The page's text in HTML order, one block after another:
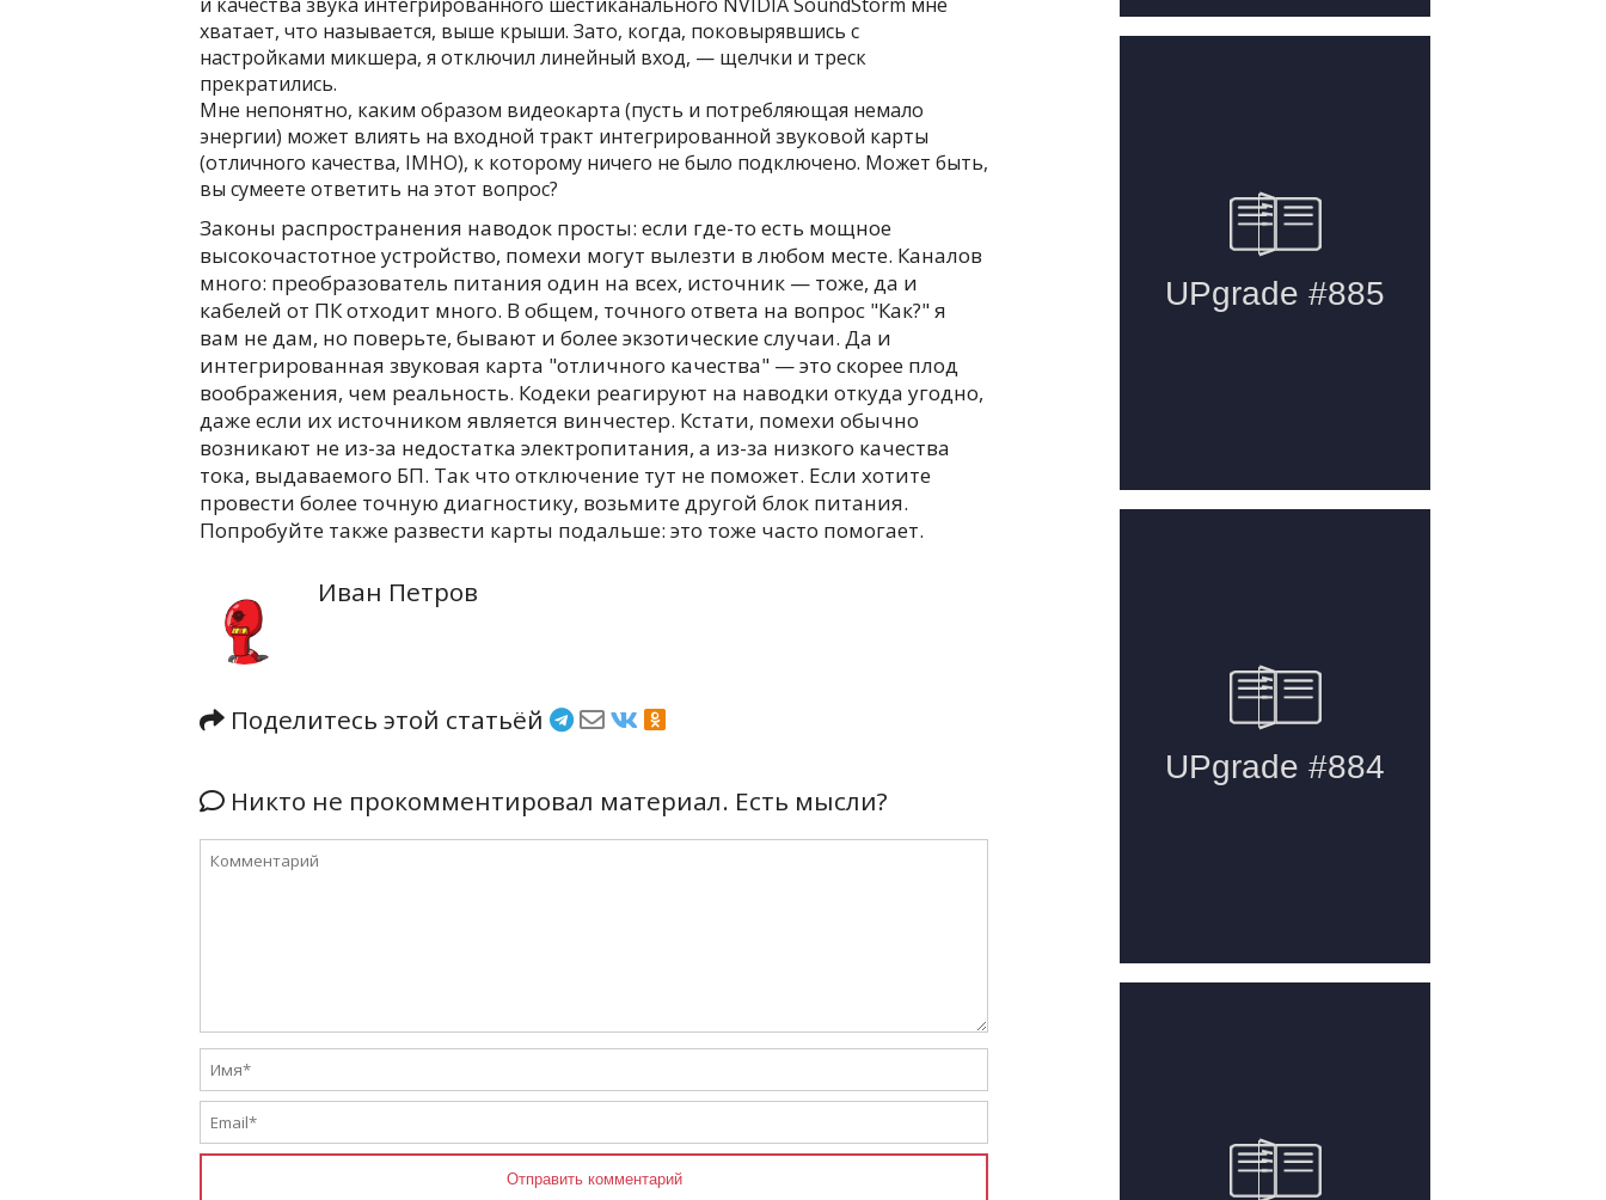
хватает, что называется, выше крыши. Зато, когда, поковырявшись с
настройками микшера, я отключил линейный вход, — щелчки и треск
прекратились.
Мне непонятно, каким образом видеокарта (пусть и потребляющая немало
энергии) может влиять на входной тракт интегрированной звуковой карты
(отличного качества, IMHO), к которому ничего не было подключено. Может быть,
вы сумеете ответить на этот вопрос?
Законы распространения наводок просты: если где-то есть мощное
высокочастотное устройство, помехи могут вылезти в любом месте. Каналов
много: преобразователь питания один на всех, источник — тоже, да и
кабелей от ПК отходит много. В общем, точного ответа на вопрос "Как?" я
вам не дам, но поверьте, бывают и более экзотические случаи. Да и
интегрированная звуковая карта "отличного качества" — это скорее плод
воображения, чем реальность. Кодеки реагируют на наводки откуда угодно,
даже если их источником является винчестер. Кстати, помехи обычно
возникают не из-за недостатка электропитания, а из-за низкого качества
тока, выдаваемого БП. Так что отключение тут не поможет. Если хотите
провести более точную диагностику, возьмите другой блок питания.
Попробуйте также развести карты подальше: это тоже часто помогает.
Иван Петров
Поделитесь этой статьёй
Никто не прокомментировал материал. Есть мысли?